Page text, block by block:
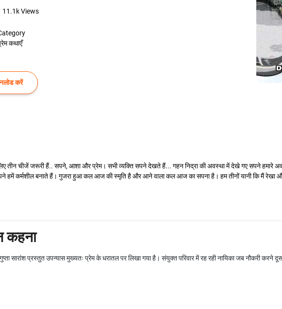
11.1kViews
कथाएँ
करें
तीन चीजें जरूरी हैं.. सपने, आशा और प्रेम। सभी व्यक्ति सपने देखते हैं... गहन निद्रा की अवस्था में देखे गए सपने हमारे
हमें कर्मशील बनाते हैं। गुजरा हुआ कल आज की स्मृति है और आने वाला कल आज का सपना है। हम तीनों यानी कि मैं रेखा
कहना
सारांश प्रस्तुत उपन्यास मुख्यतः प्रेम के धरातल पर लिखा गया है। संयुक्त परिवार में रह रही नायिका जब नौकरी करने